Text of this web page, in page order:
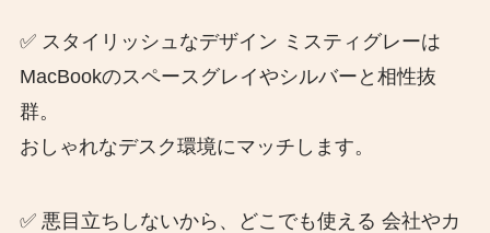
✅ スタイリッシュなデザイン ミスティグレーは
MacBookのスペースグレイやシルバーと相性抜
群。
おしゃれなデスク環境にマッチします。
✅ 悪目立ちしないから、どこでも使える 会社やカ